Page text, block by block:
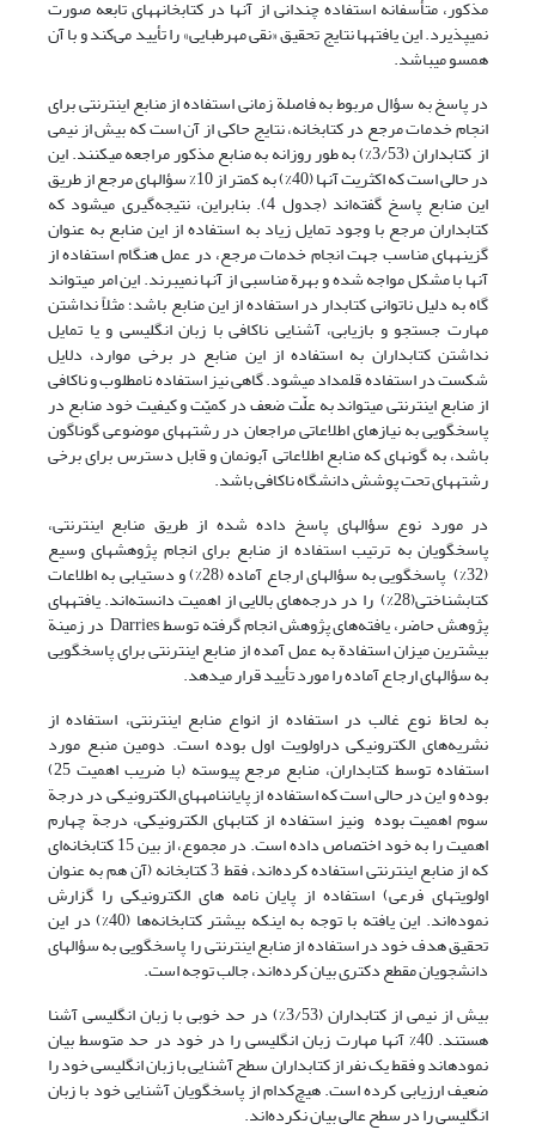
مذکور، متأسفانه استفاده چندانی از آنها در کتابخانه­های تابعه صورت
نمی­پذیرد. این یافته­ها نتایج تحقیق «نقی مهرطبایی» را تأیید می‌کند و با آن
همسو می­باشد.
در پاسخ به سؤال مربوط به فاصلة زمانی استفاده از منابع اینترنتی برای
انجام خدمات مرجع در کتابخانه، نتایج حاکی از آن است که بیش از نیمی
از کتابداران (3/53%) به طور روزانه به منابع مذکور مراجعه می­کنند. این
در حالی است که اکثریت آنها (40%) به کمتر از 10% سؤالهای مرجع از طریق
این منابع پاسخ گفته‌اند (جدول 4). بنابراین، نتیجه‌گیری می­شود که
کتابداران مرجع با وجود تمایل زیاد به استفاده از این منابع به عنوان
گزینه­های مناسب جهت انجام خدمات مرجع، در عمل هنگام استفاده از
آنها با مشکل مواجه شده و بهرة مناسبی از آنها نمی­برند. این امر می­تواند
گاه به دلیل ناتوانی کتابدار در استفاده از این منابع باشد؛ مثلاً نداشتن
مهارت جستجو و بازیابی، آشنایی ناکافی با زبان انگلیسی و یا تمایل
نداشتن کتابداران به استفاده از این منابع در برخی موارد، دلایل
شکست در استفاده قلمداد می­شود. گاهی نیز استفاده نامطلوب و ناکافی
از منابع اینترنتی می­تواند به علّت ضعف در کمیّت و کیفیت خود منابع در
پاسخگویی به نیازهای اطلاعاتی مراجعان در رشته­های موضوعی گوناگون
باشد، به گونه­ای که منابع اطلاعاتی آبونمان و قابل دسترس برای برخی
رشته­های تحت پوشش دانشگاه ناکافی باشد.
در مورد نوع سؤالهای پاسخ داده شده از طریق منابع اینترنتی،
پاسخگویان به ترتیب استفاده از منابع برای انجام پژوهشهای وسیع
(32%) پاسخگویی به سؤالهای ارجاع آماده (28%) و دستیابی به اطلاعات
کتابشناختی(28%) را در درجه‌های بالایی از اهمیت دانسته‌اند. یافته­های
پژوهش حاضر، یافته‌های پژوهش انجام گرفته توسط Darries در زمینة
بیشترین میزان استفادة به عمل آمده از منابع اینترنتی برای پاسخگویی
به سؤالهای ارجاع آماده را مورد تأیید قرار می­دهد.
به لحاظ نوع غالب در استفاده از انواع منابع اینترنتی، استفاده از
نشریه‌های الکترونیکی دراولویت اول بوده است. دومین منبع مورد
استفاده توسط کتابداران، منابع مرجع پیوسته (با ضریب اهمیت 25)
بوده و این در حالی است که استفاده از پایان­نامه­های الکترونیکی در درجة
سوم اهمیت بوده ونیز استفاده از کتابهای الکترونیکی، درجة چهارم
اهمیت را به خود اختصاص داده است. در مجموع، از بین 15 کتابخانه‌ای
که از منابع اینترنتی استفاده کرده‌اند، فقط 3 کتابخانه (آن هم به عنوان
اولویتهای فرعی) استفاده از پایان نامه های الکترونیکی را گزارش
نموده‌اند. این یافته با توجه به اینکه بیشتر کتابخانه‌ها (40%) در این
تحقیق هدف خود در استفاده از منابع اینترنتی را پاسخگویی به سؤالهای
دانشجویان مقطع دکتری بیان کرده‌اند، جالب توجه است.
بیش از نیمی از کتابداران (3/53%) در حد خوبی با زبان انگلیسی آشنا
هستند. 40% آنها مهارت زبان انگلیسی را در خود در حد متوسط بیان
نموده­اند و فقط یک نفر از کتابداران سطح آشنایی با زبان انگلیسی خود را
ضعیف ارزیابی کرده است. هیچ‌کدام از پاسخگویان آشنایی خود با زبان
انگلیسی را در سطح عالی بیان نکرده­‌اند.